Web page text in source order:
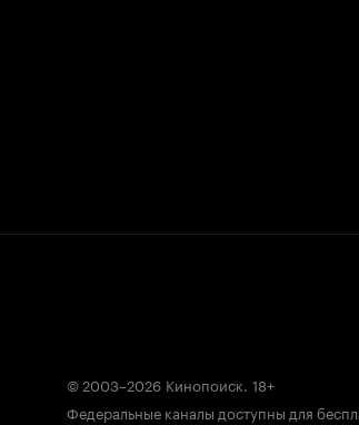
© 2003–2026 Кинопоиск. 18+
Федеральные каналы доступны для